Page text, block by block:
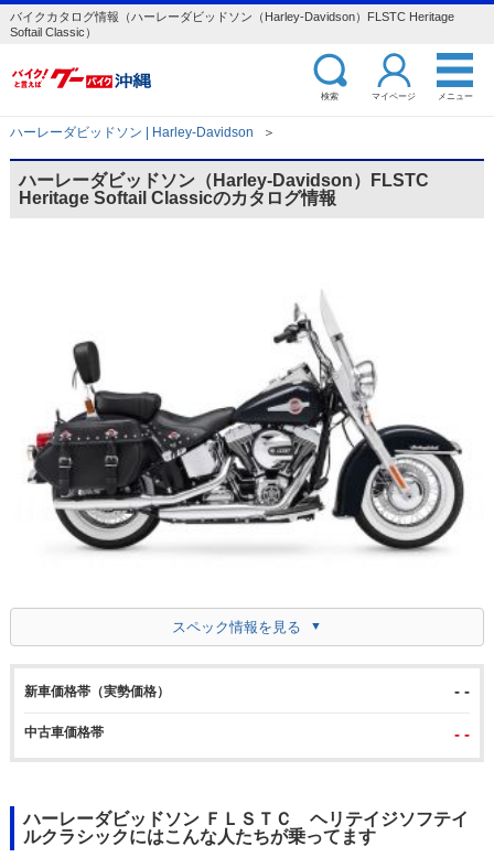
バイクカタログ情報（ハーレーダビッドソン（Harley-Davidson）FLSTC Heritage
Softail Classic）
検索 マイページ メニュー
ハーレーダビッドソン | Harley-Davidson ＞
ハーレーダビッドソン（Harley-Davidson）FLSTC
Heritage Softail Classicのカタログ情報
スペック情報を見る
新車価格帯（実勢価格） - -
中古車価格帯 - -
ハーレーダビッドソン ＦＬＳＴＣ ヘリテイジソフテイ
ルクラシックにはこんな人たちが乗ってます